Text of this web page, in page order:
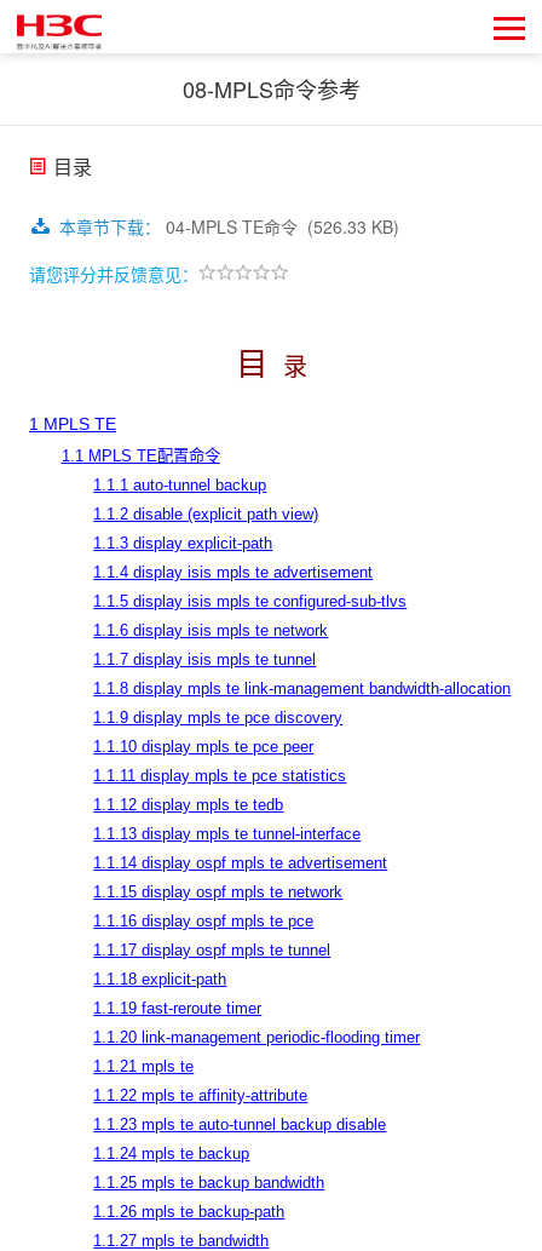
08-MPLS命令参考
目录
本章节下载： 04-MPLS TE命令 (526.33 KB)
请您评分并反馈意见：
目 录
1 MPLS TE
1.1 MPLS TE配置命令
1.1.1 auto-tunnel backup
1.1.2 disable (explicit path view)
1.1.3 display explicit-path
1.1.4 display isis mpls te advertisement
1.1.5 display isis mpls te configured-sub-tlvs
1.1.6 display isis mpls te network
1.1.7 display isis mpls te tunnel
1.1.8 display mpls te link-management bandwidth-allocation
1.1.9 display mpls te pce discovery
1.1.10 display mpls te pce peer
1.1.11 display mpls te pce statistics
1.1.12 display mpls te tedb
1.1.13 display mpls te tunnel-interface
1.1.14 display ospf mpls te advertisement
1.1.15 display ospf mpls te network
1.1.16 display ospf mpls te pce
1.1.17 display ospf mpls te tunnel
1.1.18 explicit-path
1.1.19 fast-reroute timer
1.1.20 link-management periodic-flooding timer
1.1.21 mpls te
1.1.22 mpls te affinity-attribute
1.1.23 mpls te auto-tunnel backup disable
1.1.24 mpls te backup
1.1.25 mpls te backup bandwidth
1.1.26 mpls te backup-path
1.1.27 mpls te bandwidth